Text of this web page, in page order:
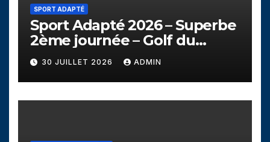
SPORT ADAPTÉ
Sport Adapté 2026 – Superbe
2ème journée – Golf du
Campanil
30 JUILLET 2026 ADMIN